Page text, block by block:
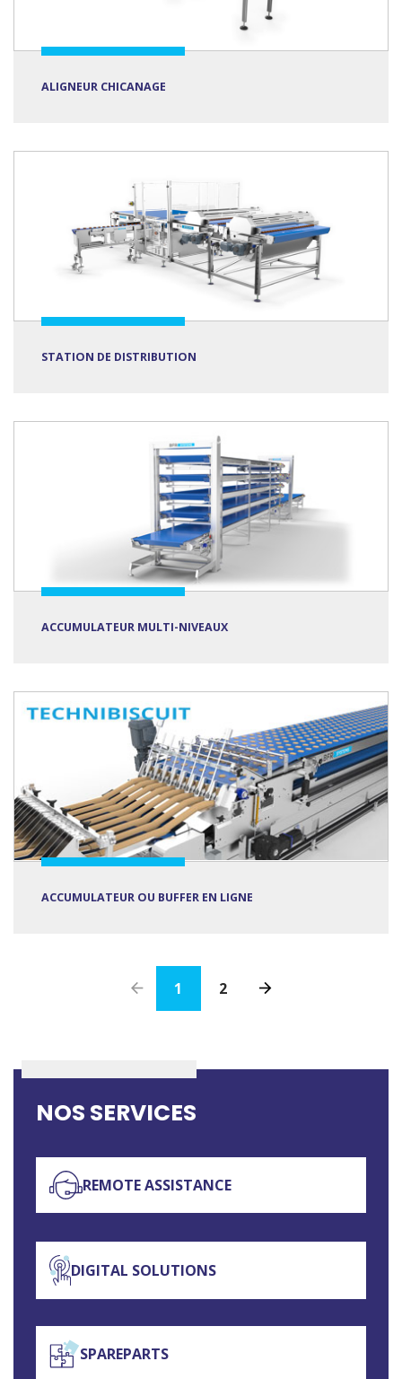
ALIGNEUR CHICANAGE
STATION DE DISTRIBUTION
ACCUMULATEUR MULTI-NIVEAUX
ACCUMULATEUR OU BUFFER EN LIGNE
1 2
NOS SERVICES
REMOTE ASSISTANCE
DIGITAL SOLUTIONS
SPAREPARTS